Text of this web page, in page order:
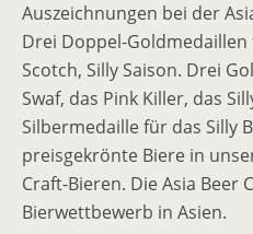
Auszeichnungen bei der
Drei Doppel-Goldmedaillen
Scotch, Silly Saison. Drei
Swaf, das Pink Killer, das
Silbermedaille für das Silly
preisgekrönte Biere in
Craft-Bieren. Die Asia Beer
Bierwettbewerb in Asien.